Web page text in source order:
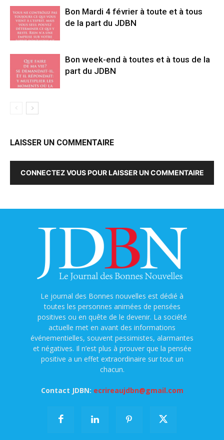
Bon Mardi 4 février à toute et à tous
de la part du JDBN
Bon week-end à toutes et à tous de la
part du JDBN
LAISSER UN COMMENTAIRE
CONNECTEZ VOUS POUR LAISSER UN COMMENTAIRE
Le journal des Bonnes nouvelles est dédié à
toutes les personnes animées de pensées
positives ou en quête de le devenir. La société
actuelle met en avant des informations
événementielles, souvent pessimistes, alarmantes
et négatives. Il n’est plus à prouver que la pensée
positive a un effet extraordinaire sur tout un
chacun.
Contact JDBN: ecrireaujdbn@gmail.com